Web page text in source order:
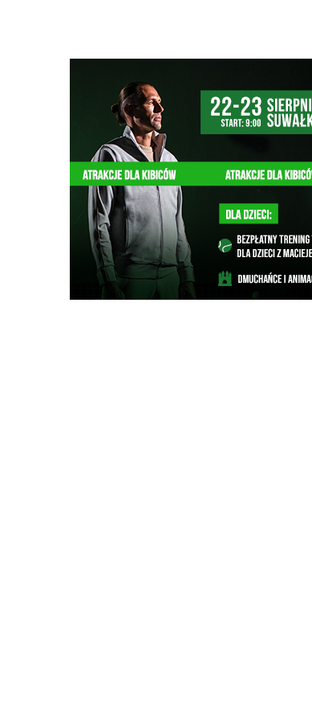
Szukana fraza w ogłoszeniach
nie odszukano ogłoszenia z podana frazą